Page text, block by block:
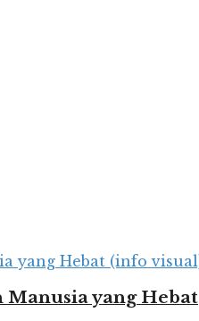
Manusia yang Hebat